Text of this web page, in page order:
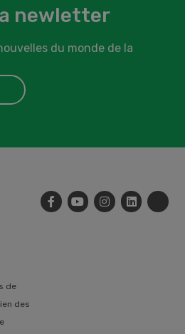
newletter
du monde de la
de
des